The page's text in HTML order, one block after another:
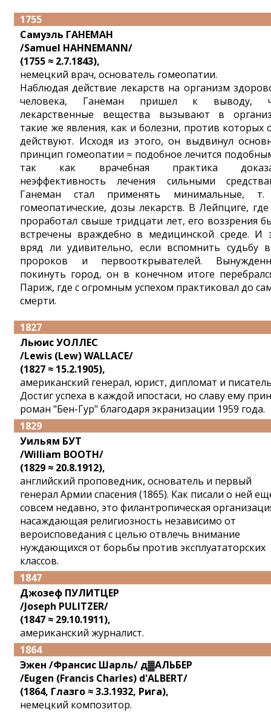
1755
Самуэль ГАНЕМАН
/Samuel HAHNEMANN/
(1755 ≈ 2.7.1843),
немецкий врач, основатель гомеопатии.
Наблюдая действие лекарств на организм
человека, Ганеман пришел к выводу,
лекарственные вещества вызывают в
такие же явления, как и болезни, против которых
действуют. Исходя из этого, он выдвинул
принцип гомеопатии ≈ подобное лечится
так как врачебная практика
неэффективность лечения сильными
Ганеман стал применять минимальные,
гомеопатические, дозы лекарств. В Лейпциге,
проработал свыше тридцати лет, его воззрения
встречены враждебно в медицинской среде. И
вряд ли удивительно, если вспомнить судьбу
пророков и первооткрывателей.
покинуть город, он в конечном итоге
Париж, где с огромным успехом практиковал до
смерти.
1827
Льюис УОЛЛЕС
/Lewis (Lew) WALLACE/
(1827 ≈ 15.2.1905),
американский генерал, юрист, дипломат и
Достиг успеха в каждой ипостаси, но славу ему
роман "Бен-Гур" благодаря экранизации 1959 года.
1829
Уильям БУТ
/William BOOTH/
(1829 ≈ 20.8.1912),
английский проповедник, основатель и первый
генерал Армии спасения (1865). Как писали о ней
совсем недавно, это филантропическая
насаждающая религиозность независимо от
вероисповедания с целью отвлечь внимание
нуждающихся от борьбы против эксплуататорских
классов.
1847
Джозеф ПУЛИТЦЕР
/Joseph PULITZER/
(1847 ≈ 29.10.1911),
американский журналист.
1864
Эжен /Франсис Шарль/ д▓АЛЬБЕР
/Eugen (Francis Charles) d'ALBERT/
(1864, Глазго ≈ 3.3.1932, Рига),
немецкий композитор.